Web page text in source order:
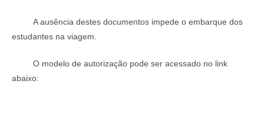
A ausência destes documentos impede o embarque dos
estudantes na viagem.
O modelo de autorização pode ser acessado no link
abaixo: